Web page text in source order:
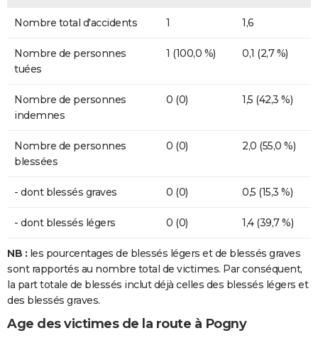
Nombre total d'accidents 1 1,6
Nombre de personnes
tuées
1 (100,0 %) 0,1 (2,7 %)
Nombre de personnes
indemnes
0 (0) 1,5 (42,3 %)
Nombre de personnes
blessées
0 (0) 2,0 (55,0 %)
- dont blessés graves 0 (0) 0,5 (15,3 %)
- dont blessés légers 0 (0) 1,4 (39,7 %)
NB : les pourcentages de blessés légers et de blessés graves
sont rapportés au nombre total de victimes. Par conséquent,
la part totale de blessés inclut déjà celles des blessés légers et
des blessés graves.
Age des victimes de la route à Pogny